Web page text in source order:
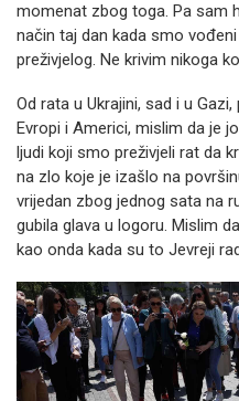
momenat zbog toga. Pa sam
način taj dan kada smo
preživjelog. Ne krivim nikoga
Od rata u Ukrajini, sad i u
Evropi i Americi, mislim da je
ljudi koji smo preživjeli rat da
na zlo koje je izašlo na
vrijedan zbog jednog sata na
gubila glava u logoru. Mislim
kao onda kada su to Jevreji